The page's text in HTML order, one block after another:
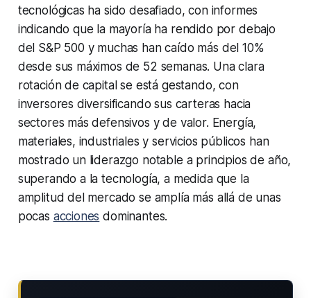
tecnológicas ha sido desafiado, con informes
indicando que la mayoría ha rendido por debajo
del S&P 500 y muchas han caído más del 10%
desde sus máximos de 52 semanas. Una clara
rotación de capital se está gestando, con
inversores diversificando sus carteras hacia
sectores más defensivos y de valor. Energía,
materiales, industriales y servicios públicos han
mostrado un liderazgo notable a principios de año,
superando a la tecnología, a medida que la
amplitud del mercado se amplía más allá de unas
pocas acciones dominantes.